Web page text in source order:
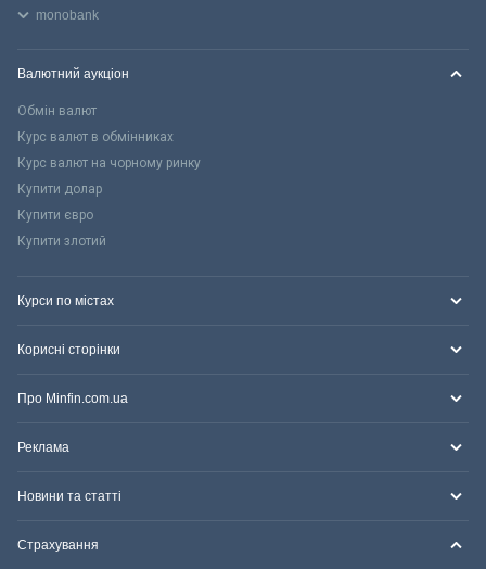
monobank
Валютний аукціон
Обмін валют
Курс валют в обмінниках
Курс валют на чорному ринку
Купити долар
Купити євро
Купити злотий
Курси по містах
Корисні сторінки
Про Minfin.com.ua
Реклама
Новини та статті
Страхування